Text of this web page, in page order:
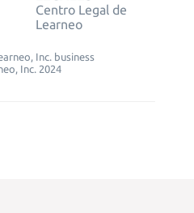
Centro Legal de
Learneo
Inc. business
Inc. 2024